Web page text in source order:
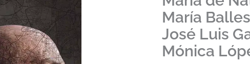
María
José Luis
Mónica